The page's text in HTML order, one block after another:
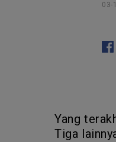
03-
Yang
Tiga